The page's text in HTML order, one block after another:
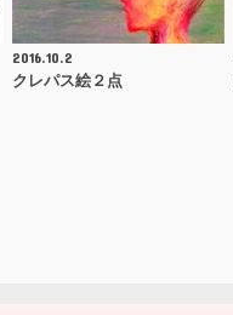
2016.10.2
クレパス絵２点